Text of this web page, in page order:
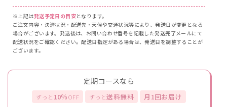
※上記は発送予定日の目安となります。
ご注文内容・決済状況・配送先・天候や交通状況等により、発送日が変更となる
場合がございます。発送後は、お問い合わせ番号を記載した発送完了メールにて
配送状況をご確認ください。配送日指定がある場合は、発送日を調整することが
ございます。
定期コースなら
ずっと 10％OFF ずっと送料無料 月1回お届け